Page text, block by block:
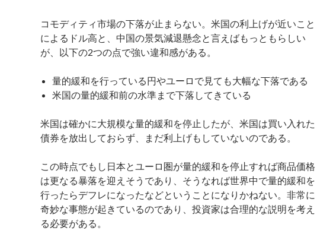
コモディティ市場の下落が止まらない。米国の利上げが近いこと
によるドル高と、中国の景気減退懸念と言えばもっともらしい
が、以下の2つの点で強い違和感がある。
量的緩和を行っている円やユーロで見ても大幅な下落である
米国の量的緩和前の水準まで下落してきている
米国は確かに大規模な量的緩和を停止したが、米国は買い入れた
債券を放出しておらず、まだ利上げもしていないのである。
この時点でもし日本とユーロ圏が量的緩和を停止すれば商品価格
は更なる暴落を迎えそうであり、そうなれば世界中で量的緩和を
行ったらデフレになったなどということになりかねない。非常に
奇妙な事態が起きているのであり、投資家は合理的な説明を考え
る必要がある。